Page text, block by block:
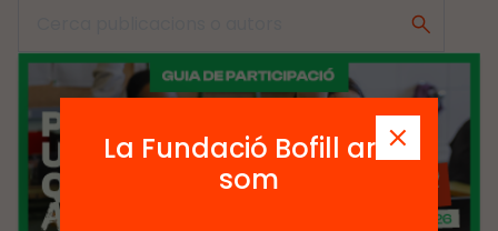
La Fundació Bofill ara
som